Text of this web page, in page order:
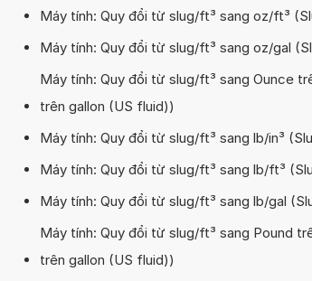
Máy tính: Quy đổi từ slug/ft³ sang oz/ft³
Máy tính: Quy đổi từ slug/ft³ sang oz/gal
Máy tính: Quy đổi từ slug/ft³ sang Ounce
trên gallon (US fluid))
Máy tính: Quy đổi từ slug/ft³ sang lb/in³
Máy tính: Quy đổi từ slug/ft³ sang lb/ft³
Máy tính: Quy đổi từ slug/ft³ sang lb/gal
Máy tính: Quy đổi từ slug/ft³ sang Pound
trên gallon (US fluid))